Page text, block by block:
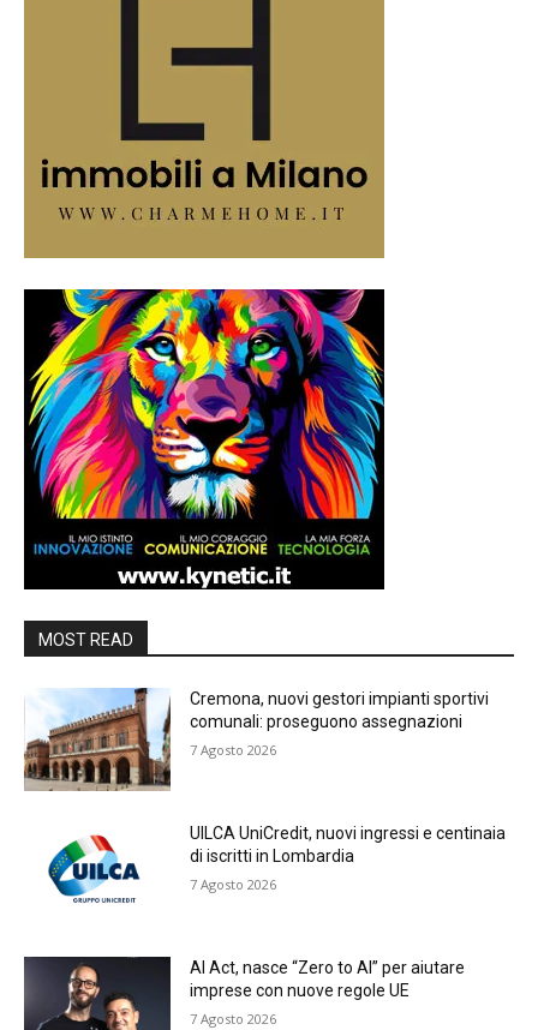
MOST READ
Cremona, nuovi gestori impianti sportivi
comunali: proseguono assegnazioni
7 Agosto 2026
UILCA UniCredit, nuovi ingressi e centinaia
di iscritti in Lombardia
7 Agosto 2026
AI Act, nasce “Zero to AI” per aiutare
imprese con nuove regole UE
7 Agosto 2026